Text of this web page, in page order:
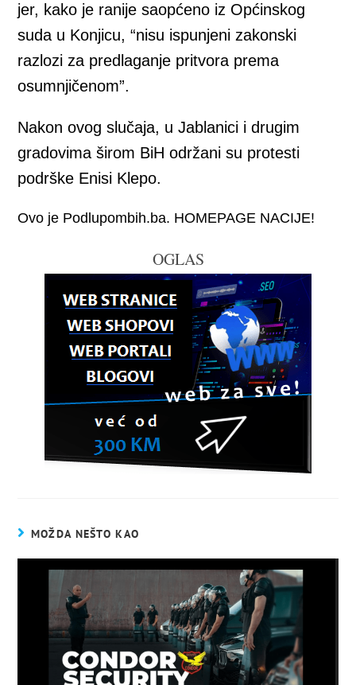
jer, kako je ranije saopćeno iz Općinskog
suda u Konjicu, “nisu ispunjeni zakonski
razlozi za predlaganje pritvora prema
osumnjičenom”.
Nakon ovog slučaja, u Jablanici i drugim
gradovima širom BiH održani su protesti
podrške Enisi Klepo.
Ovo je Podlupombih.ba. HOMEPAGE NACIJE!
OGLAS
MOŽDA NEŠTO KAO